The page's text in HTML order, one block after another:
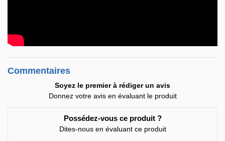
Commentaires
Soyez le premier à rédiger un avis
Donnez votre avis en évaluant le produit
Possédez-vous ce produit ?
Dites-nous en évaluant ce produit